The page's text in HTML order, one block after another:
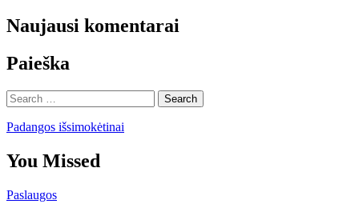
Naujausi komentarai
Paieška
Search
for:
Padangos išsimokėtinai
You Missed
Paslaugos